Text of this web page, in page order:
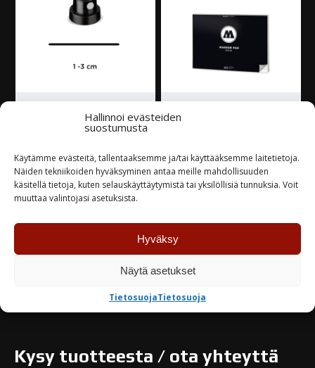
Hallinnoi evästeiden
suostumusta
Käytämme evästeitä, tallentaaksemme ja/tai käyttääksemme laitetietoja.
Näiden tekniikoiden hyväksyminen antaa meille mahdollisuuden
käsitellä tietoja, kuten selauskäyttäytymistä tai yksilöllisiä tunnuksia. Voit
muuttaa valintojasi asetuksista.
Hyväksy
Näytä asetukset
TietosuojaTietosuoja
Molotow CoversAll
Skinny suutin
0,30€
Molotow Marker Pad
8,00€
Kysy tuotteesta / ota yhteyttä